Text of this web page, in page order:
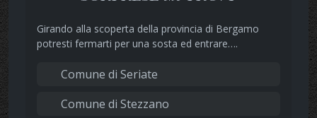
Girando alla scoperta della provincia di Bergamo
potresti fermarti per una sosta ed entrare….
Comune di Seriate
Comune di Stezzano